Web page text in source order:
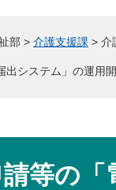
部 > 介護支援課 > 介
システム」の運用
等の「